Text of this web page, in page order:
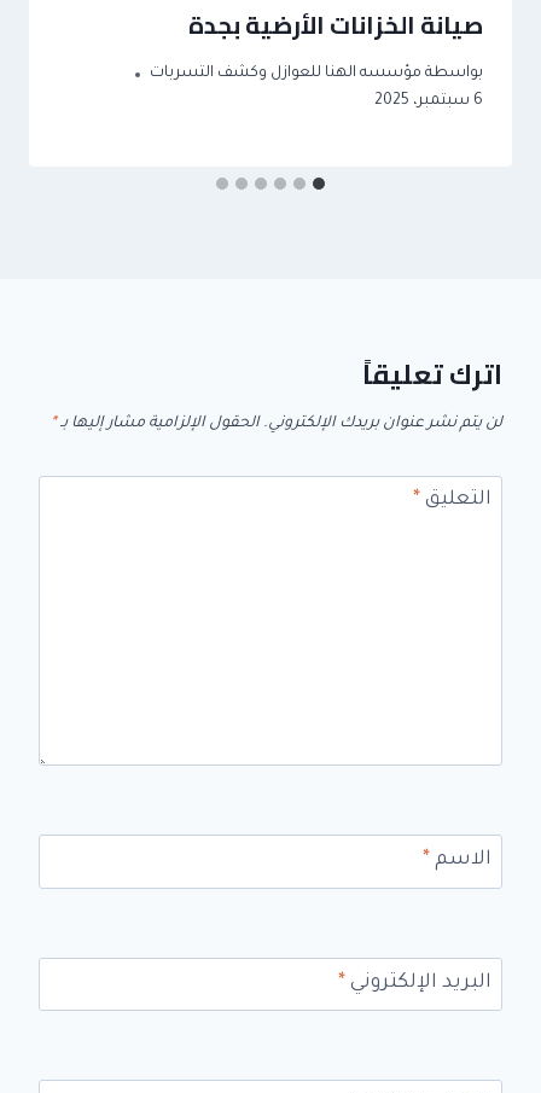
صيانة الخزانات الأرضية بجدة
بواسطة مؤسسه الهنا للعوازل وكشف التسربات
6 سبتمبر، 2025
اترك تعليقاً
لن يتم نشر عنوان بريدك الإلكتروني. الحقول الإلزامية مشار إليها بـ*
التعليق *
الاسم *
البريد الإلكتروني *